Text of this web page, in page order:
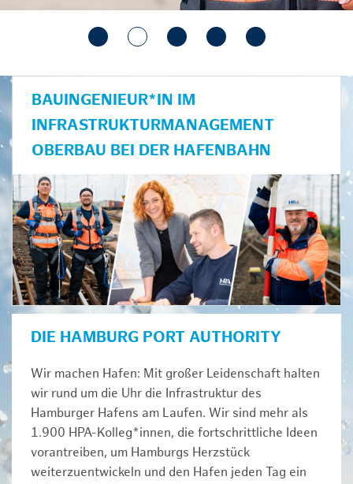
BAUINGENIEUR*IN IM
INFRASTRUKTURMANAGEMENT
OBERBAU BEI DER HAFENBAHN
DIE HAMBURG PORT AUTHORITY
Wir machen Hafen: Mit großer Leidenschaft halten
wir rund um die Uhr die Infrastruktur des
Hamburger Hafens am Laufen. Wir sind mehr als
1.900 HPA-Kolleg*innen, die fortschrittliche Ideen
vorantreiben, um Hamburgs Herzstück
weiterzuentwickeln und den Hafen jeden Tag ein